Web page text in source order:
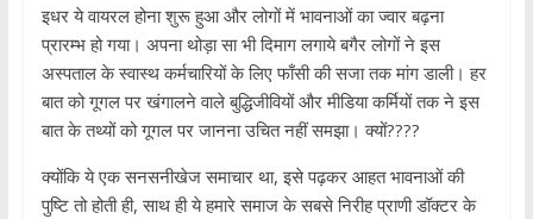
इधर ये वायरल होना शुरू हुआ और लोगों में भावनाओं का ज्वार बढ़ना
प्रारम्भ हो गया। अपना थोड़ा सा भी दिमाग लगाये बगैर लोगों ने इस
अस्पताल के स्वास्थ कर्मचारियों के लिए फाँसी की सजा तक मांग डाली। हर
बात को गूगल पर खंगालने वाले बुद्धिजीवियों और मीडिया कर्मियों तक ने इस
बात के तथ्यों को गूगल पर जानना उचित नहीं समझा। क्यों????
क्योंकि ये एक सनसनीखेज समाचार था, इसे पढ़कर आहत भावनाओं की
पुष्टि तो होती ही, साथ ही ये हमारे समाज के सबसे निरीह प्राणी डॉक्टर के